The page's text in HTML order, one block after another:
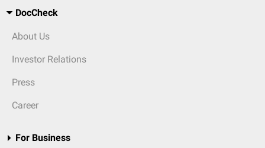
DocCheck
About Us
Investor Relations
Press
Career
For Business